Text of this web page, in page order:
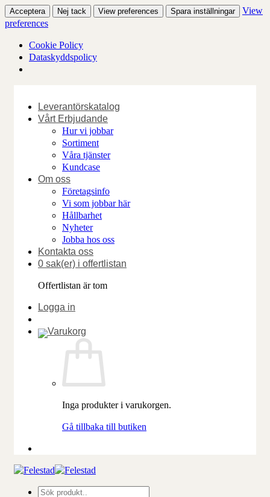
Acceptera Nej tack View preferences Spara inställningar
View
preferences
Cookie Policy
Dataskyddspolicy
Leverantörskatalog
Vårt Erbjudande
Hur vi jobbar
Sortiment
Våra tjänster
Kundcase
Om oss
Företagsinfo
Vi som jobbar här
Hållbarhet
Nyheter
Jobba hos oss
Kontakta oss
0 sak(er) i offertlistan
Offertlistan är tom
Logga in
Inga produkter i varukorgen.
Gå tillbaka till butiken
Produktsökning